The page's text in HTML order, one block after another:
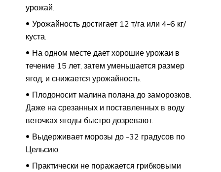
урожай.
Урожайность достигает 12 т/га или 4-6 кг/
куста.
На одном месте дает хорошие урожаи в
течение 15 лет, затем уменьшается размер
ягод, и снижается урожайность.
Плодоносит малина полана до заморозков.
Даже на срезанных и поставленных в воду
веточках ягоды быстро дозревают.
Выдерживает морозы до -32 градусов по
Цельсию.
Практически не поражается грибковыми